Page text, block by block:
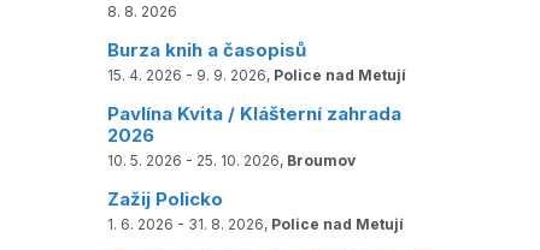
8. 8. 2026
Burza knih a časopisů
15. 4. 2026 - 9. 9. 2026, Police nad Metují
Pavlína Kvita / Klášterní zahrada
2026
10. 5. 2026 - 25. 10. 2026, Broumov
Zažij Policko
1. 6. 2026 - 31. 8. 2026, Police nad Metují